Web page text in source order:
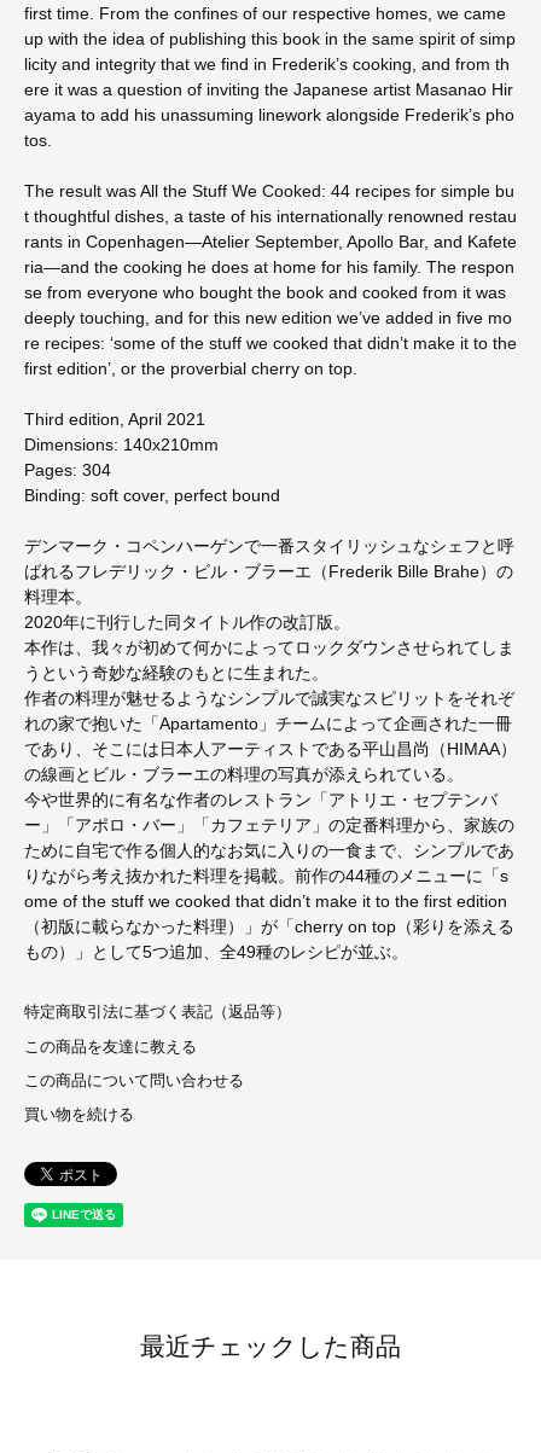
first time. From the confines of our respective homes, we came
up with the idea of publishing this book in the same spirit of simp
licity and integrity that we find in Frederik’s cooking, and from th
ere it was a question of inviting the Japanese artist Masanao Hir
ayama to add his unassuming linework alongside Frederik’s pho
tos.
The result was All the Stuff We Cooked: 44 recipes for simple bu
t thoughtful dishes, a taste of his internationally renowned restau
rants in Copenhagen―Atelier September, Apollo Bar, and Kafete
ria―and the cooking he does at home for his family. The respon
se from everyone who bought the book and cooked from it was
deeply touching, and for this new edition we’ve added in five mo
re recipes: ‘some of the stuff we cooked that didn’t make it to the
first edition’, or the proverbial cherry on top.
Third edition, April 2021
Dimensions: 140x210mm
Pages: 304
Binding: soft cover, perfect bound
デンマーク・コペンハーゲンで一番スタイリッシュなシェフと呼
ばれるフレデリック・ビル・ブラーエ（Frederik Bille Brahe）の
料理本。
2020年に刊行した同タイトル作の改訂版。
本作は、我々が初めて何かによってロックダウンさせられてしま
うという奇妙な経験のもとに生まれた。
作者の料理が魅せるようなシンプルで誠実なスピリットをそれぞ
れの家で抱いた「Apartamento」チームによって企画された一冊
であり、そこには日本人アーティストである平山昌尚（HIMAA）
の線画とビル・ブラーエの料理の写真が添えられている。
今や世界的に有名な作者のレストラン「アトリエ・セプテンバ
ー」「アポロ・バー」「カフェテリア」の定番料理から、家族の
ために自宅で作る個人的なお気に入りの一食まで、シンプルであ
りながら考え抜かれた料理を掲載。前作の44種のメニューに「s
ome of the stuff we cooked that didn’t make it to the first edition
（初版に載らなかった料理）」が「cherry on top（彩りを添える
もの）」として5つ追加、全49種のレシピが並ぶ。
特定商取引法に基づく表記（返品等）
この商品を友達に教える
この商品について問い合わせる
買い物を続ける
最近チェックした商品